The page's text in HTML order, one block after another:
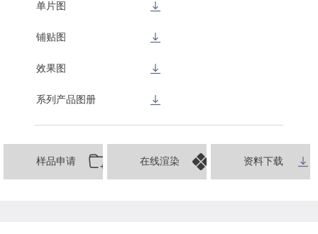
单片图
铺贴图
效果图
系列产品图册
样品申请 在线渲染 资料下载